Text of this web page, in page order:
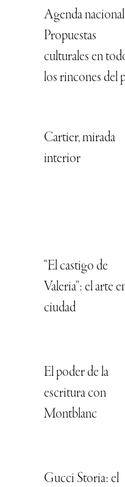
Agenda
Propuestas
culturales en
los rincones del
Cartier, mirada
interior
“El castigo de
Valeria”: el arte
ciudad
El poder de la
escritura con
Montblanc
Gucci Storia: el